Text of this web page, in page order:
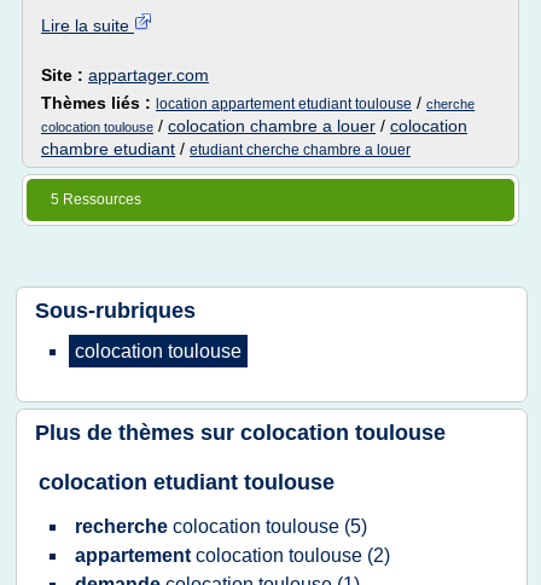
Lire la suite
Site : appartager.com
Thèmes liés : location appartement etudiant toulouse / cherche
colocation toulouse / colocation chambre a louer / colocation
chambre etudiant / etudiant cherche chambre a louer
5 Ressources
Sous-rubriques
colocation toulouse
Plus de thèmes sur colocation toulouse
colocation etudiant toulouse
recherche colocation toulouse (5)
appartement colocation toulouse (2)